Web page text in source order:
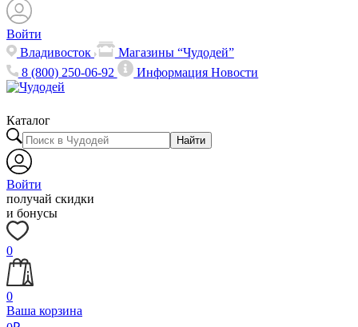
Войти
Владивосток
Магазины “Чудодей”
8 (800) 250-06-92
ИнформацияНовости
Каталог
Найти
Войти
получай скидки
и бонусы
0
0
Ваша корзина